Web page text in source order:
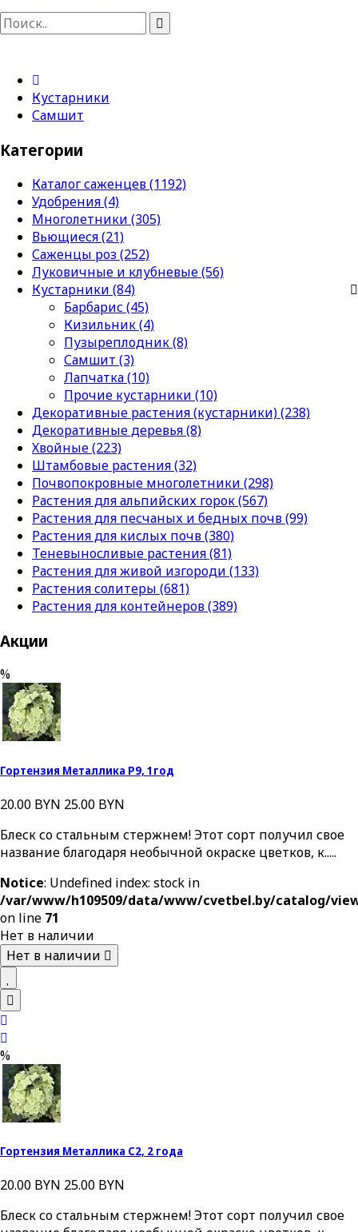
Кустарники
Самшит
Категории
Каталог саженцев (1192)
Удобрения (4)
Многолетники (305)
Вьющиеся (21)
Саженцы роз (252)
Луковичные и клубневые (56)
Кустарники (84)
Барбарис (45)
Кизильник (4)
Пузыреплодник (8)
Самшит (3)
Лапчатка (10)
Прочие кустарники (10)
Декоративные растения (кустарники) (238)
Декоративные деревья (8)
Хвойные (223)
Штамбовые растения (32)
Почвопокровные многолетники (298)
Растения для альпийских горок (567)
Растения для песчаных и бедных почв (99)
Растения для кислых почв (380)
Теневыносливые растения (81)
Растения для живой изгороди (133)
Растения солитеры (681)
Растения для контейнеров (389)
Акции
%
Гортензия Металлика Р9, 1год
20.00 BYN 25.00 BYN
Блеск со стальным стержнем! Этот сорт получил свое
название благодаря необычной окраске цветков, к.....
Notice: Undefined index: stock in
/var/www/h109509/data/www/cvetbel.by/catalog/
on line 71
Нет в наличии
Нет в наличии
%
Гортензия Металлика С2, 2 года
20.00 BYN 25.00 BYN
Блеск со стальным стержнем! Этот сорт получил свое